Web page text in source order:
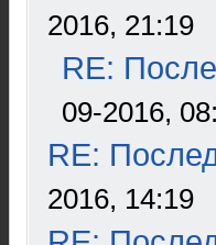
2016, 21:19
RE:
09-2016,
RE:
2016, 14:19